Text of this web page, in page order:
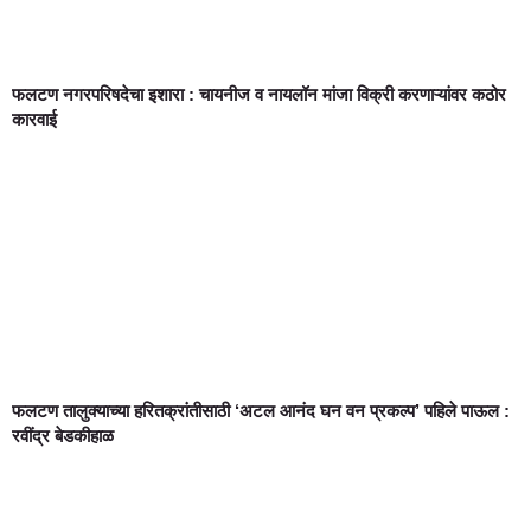
फलटण नगरपरिषदेचा इशारा : चायनीज व नायलॉन मांजा विक्री करणाऱ्यांवर कठोर
कारवाई
फलटण तालुक्याच्या हरितक्रांतीसाठी ‘अटल आनंद घन वन प्रकल्प’ पहिले पाऊल :
रवींद्र बेडकीहाळ